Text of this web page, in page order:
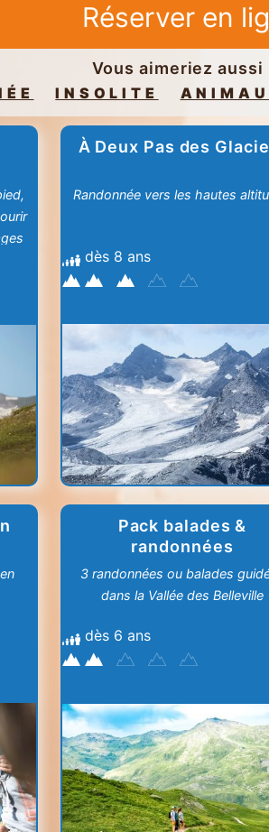
Réserver en
Vous aimeriez aussi
INSOLITE
À Deux Pas des
Randonnée vers les hautes
dès 8 ans
Pack balades &
randonnées
3 randonnées ou balades
dans la Vallée des Belleville
dès 6 ans